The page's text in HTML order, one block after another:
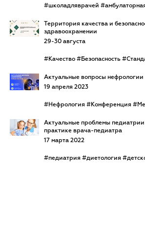
#школадляврачей
Территория качества и
здравоохранении
29-30 августа
#Качество #Безопасность
Актуальные вопросы нефрологии
19 апреля 2023
#Нефрология #Конференция
Актуальные проблемы
практике врача-педиатра
17 марта 2022
#педиатрия #диетология